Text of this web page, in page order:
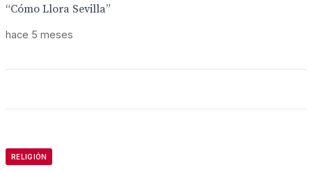
“Cómo Llora Sevilla”
hace 5 meses
RELIGIÓN